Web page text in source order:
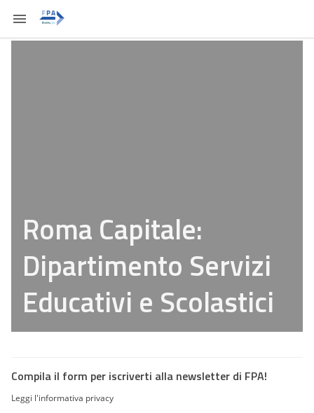
Roma Capitale:
Dipartimento Servizi
Educativi e Scolastici
Compila il form per iscriverti alla newsletter di FPA!
Leggi l'informativa privacy